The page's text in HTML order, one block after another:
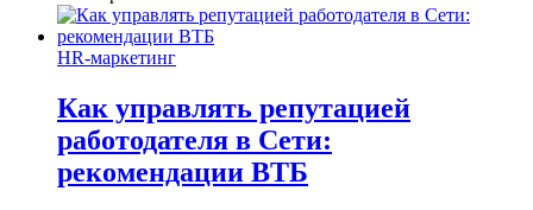
HR-маркетинг
Как управлять репутацией
работодателя в Сети:
рекомендации ВТБ